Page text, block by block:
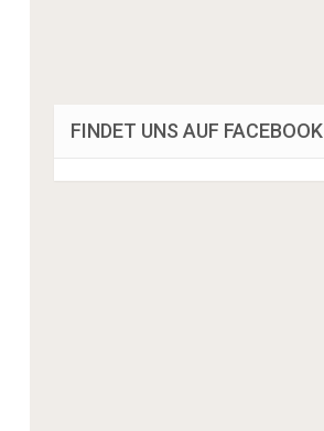
FINDET UNS AUF FACEBOOK